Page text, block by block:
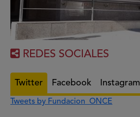
REDES SOCIALES
Twitter Facebook Instagram
Tweets by Fundacion_ONCE